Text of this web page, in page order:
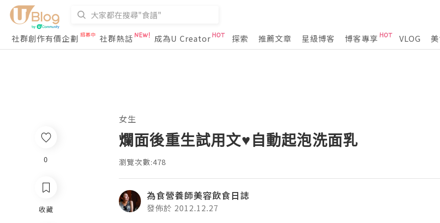
社群創作有價企劃 社群熱話 成為U Creator 探索 推薦文章 星級博客 博客專享 VLOG
女生
爛面後重生試用文♥自動起泡洗面乳
瀏覽次數:478
為食營養師美容飲食日誌
發佈於 2012.12.27
0
收藏